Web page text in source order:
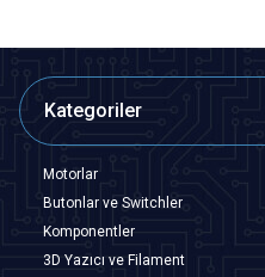
Kategoriler
Motorlar
Butonlar ve Switchler
Komponentler
3D Yazıcı ve Filament